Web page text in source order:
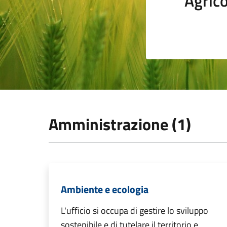
Amministrazione (1)
Ambiente e ecologia
L'ufficio si occupa di gestire lo sviluppo